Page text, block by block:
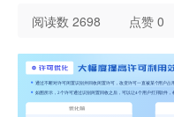
阅读数 2698 点赞 0